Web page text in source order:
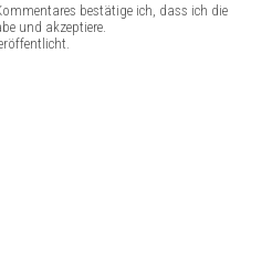
bestätige ich, dass ich die
und akzeptiere.